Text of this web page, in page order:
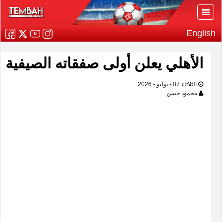
English
الأهلي يعلن أولى صفقاته الصيفية
الثلاثاء 07 - يوليو - 2026
محمود حسن